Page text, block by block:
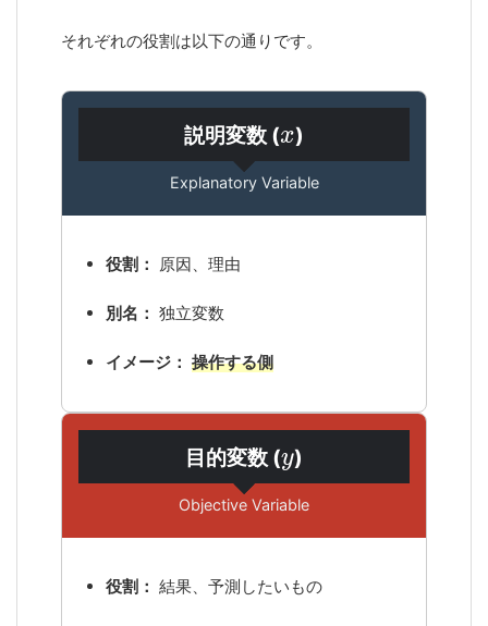
それぞれの役割は以下の通りです。
説明変数 ( )
Explanatory Variable
役割： 原因、理由
別名： 独立変数
イメージ： 操作する側
目的変数 ( )
Objective Variable
役割： 結果、予測したいもの